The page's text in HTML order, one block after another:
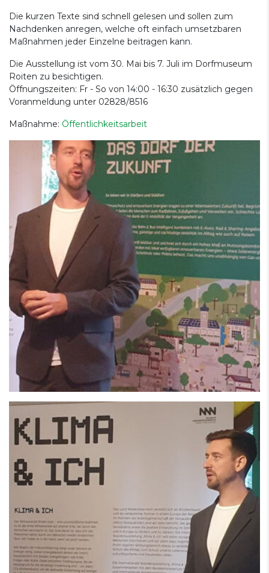
Die kurzen Texte sind schnell gelesen und sollen zum
Nachdenken anregen, welche oft einfach umsetzbaren
Maßnahmen jeder Einzelne beitragen kann.
Die Ausstellung ist vom 30. Mai bis 7. Juli im Dorfmuseum
Roiten zu besichtigen.
Öffnungszeiten: Fr - So von 14:00 - 16:30 zusätzlich gegen
Voranmeldung unter 02828/8516
Maßnahme: Öffentlichkeitsarbeit